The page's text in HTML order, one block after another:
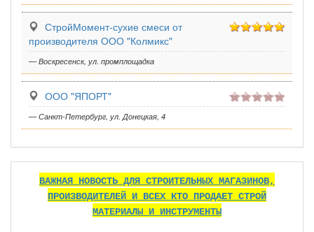
СтройМомент-сухие смеси от
производителя ООО "Колмикс"
— Воскресенск, ул. промплощадка
ООО "ЯПОРТ"
— Санкт-Петербург, ул. Донецкая, 4
ВАЖНАЯ НОВОСТЬ ДЛЯ СТРОИТЕЛЬНЫХ МАГАЗИНОВ,
ПРОИЗВОДИТЕЛЕЙ И ВСЕХ КТО ПРОДАЕТ СТРОЙ
МАТЕРИАЛЫ И ИНСТРУМЕНТЫ